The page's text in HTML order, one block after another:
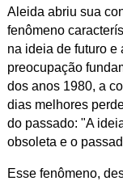
Aleida abriu sua
fenômeno
na ideia de futuro e
preocupação
dos anos 1980, a
dias melhores
do passado: "A
obsoleta e o
Esse fenômeno,